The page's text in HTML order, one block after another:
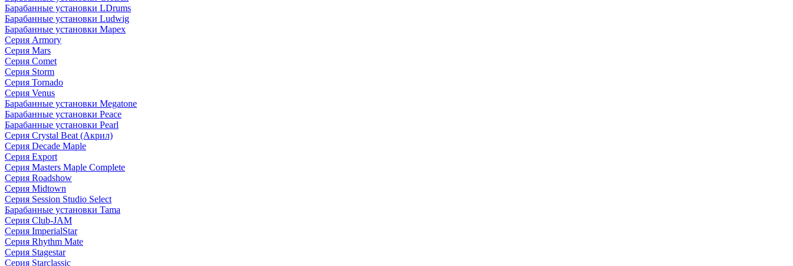
Барабанные установки LDrums
Барабанные установки Ludwig
Барабанные установки Mapex
Серия Armory
Серия Mars
Серия Comet
Серия Storm
Серия Tornado
Серия Venus
Барабанные установки Megatone
Барабанные установки Peace
Барабанные установки Pearl
Серия Crystal Beat (Акрил)
Серия Decade Maple
Серия Export
Серия Masters Maple Complete
Серия Roadshow
Серия Midtown
Серия Session Studio Select
Барабанные установки Tama
Серия Club-JAM
Серия ImperialStar
Серия Rhythm Mate
Серия Stagestar
Серия Starclassic